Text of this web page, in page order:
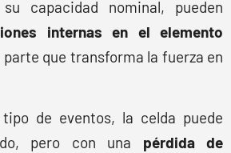
capacidad nominal, pueden
internas en el elemento
parte que transforma la fuerza en
de eventos, la celda puede
pero con una pérdida de